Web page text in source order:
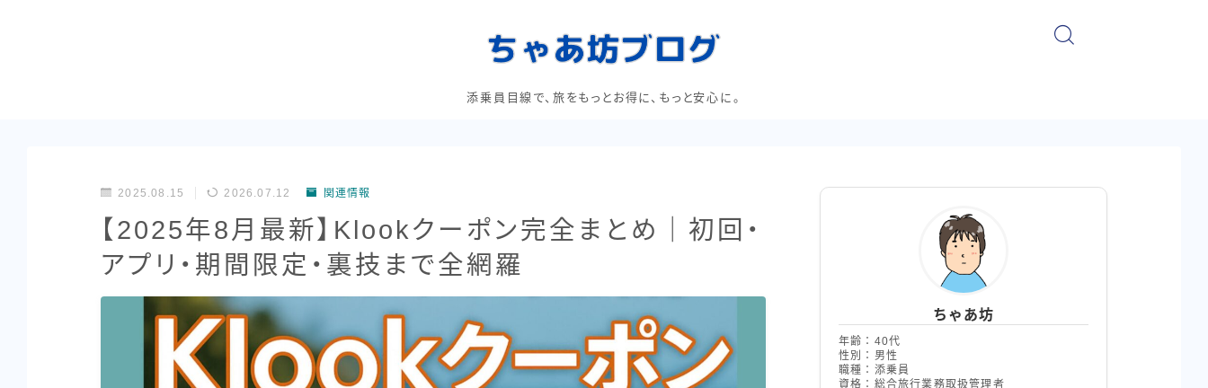
添乗員目線で、旅をもっとお得に、もっと安心に。
2025.08.15 2026.07.12 関連情報
【2025年8月最新】Klookクーポン完全まとめ｜初回・
アプリ・期間限定・裏技まで全網羅
ちゃあ坊
年齢：40代
性別：男性
職種：添乗員
資格：総合旅行業務取扱管理者